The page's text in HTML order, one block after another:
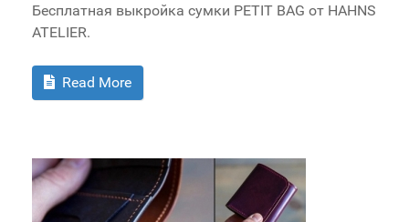
Бесплатная выкройка сумки PETIT BAG от HAHNS
ATELIER.
Read More